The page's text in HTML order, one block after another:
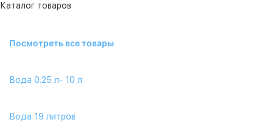
Каталог товаров
Посмотреть все товары
Вода 0.25 л- 10 л
Вода 19 литров